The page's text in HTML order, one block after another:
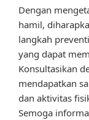
Dengan
hamil,
langkah
yang dapat
Konsultasikan
mendapatkan
dan aktivitas
Semoga